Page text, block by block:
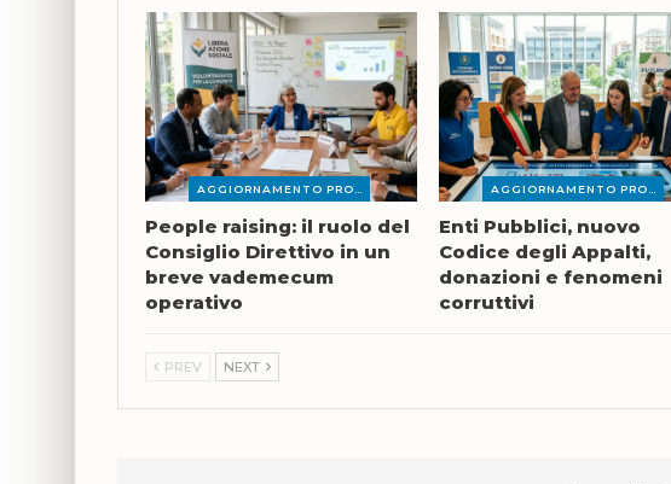
People raising: il ruolo del
Consiglio Direttivo in un
breve vademecum
operativo
Enti Pubblici, nuovo
Codice degli Appalti,
donazioni e fenomeni
corruttivi
PREV NEXT